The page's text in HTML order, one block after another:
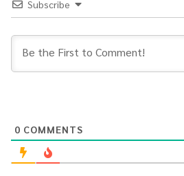
Subscribe
0 COMMENTS